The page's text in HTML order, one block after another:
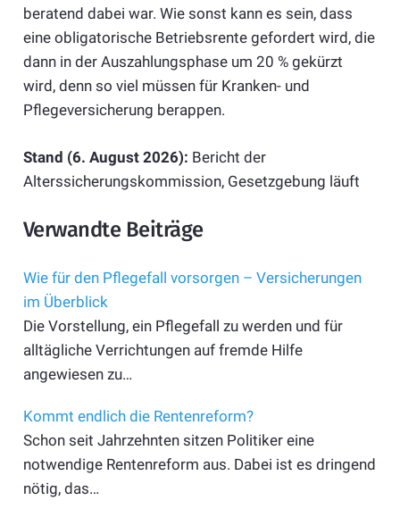
beratend dabei war. Wie sonst kann es sein, dass
eine obligatorische Betriebsrente gefordert wird, die
dann in der Auszahlungsphase um 20 % gekürzt
wird, denn so viel müssen für Kranken- und
Pflegeversicherung berappen.
Stand (6. August 2026): Bericht der
Alterssicherungskommission, Gesetzgebung läuft
Verwandte Beiträge
Wie für den Pflegefall vorsorgen – Versicherungen
im Überblick
Die Vorstellung, ein Pflegefall zu werden und für
alltägliche Verrichtungen auf fremde Hilfe
angewiesen zu…
Kommt endlich die Rentenreform?
Schon seit Jahrzehnten sitzen Politiker eine
notwendige Rentenreform aus. Dabei ist es dringend
nötig, das…